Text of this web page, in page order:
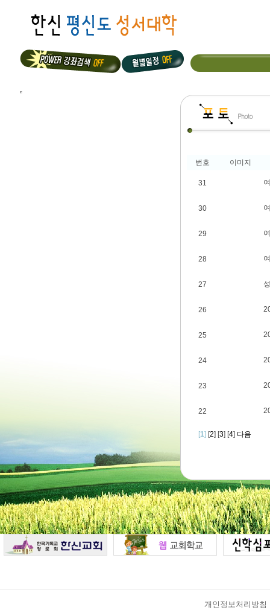
번호 이미지
31
30
29
28
27
26
25
24
23
22
[1] [2] [3] [4] 다음
개인정보처리방침